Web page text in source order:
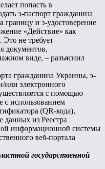
попасть в
э-паспорт гражданина
границу и э-удостоверение
«Действие» как
не требует
документов,
виде, – разъяснил
гражданина Украины, э-
или электронного
с помощью
с использованием
(QR-кода),
данных из Реестра
информационной системы
веб-портала
государственной